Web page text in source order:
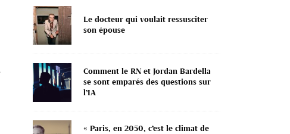
Le docteur qui voulait ressusciter
son épouse
Comment le RN et Jordan Bardella
se sont emparés des questions sur
l’IA
« Paris, en 2050, c’est le climat de